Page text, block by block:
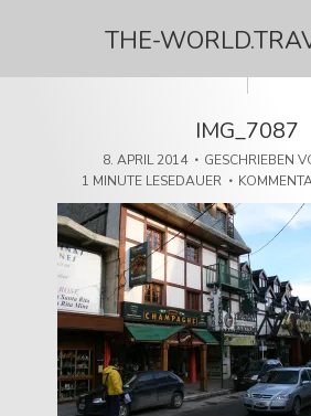
THE-
IMG_7087
8. APRIL 2014 GESCHRIEBEN
1 MINUTE LESEDAUER